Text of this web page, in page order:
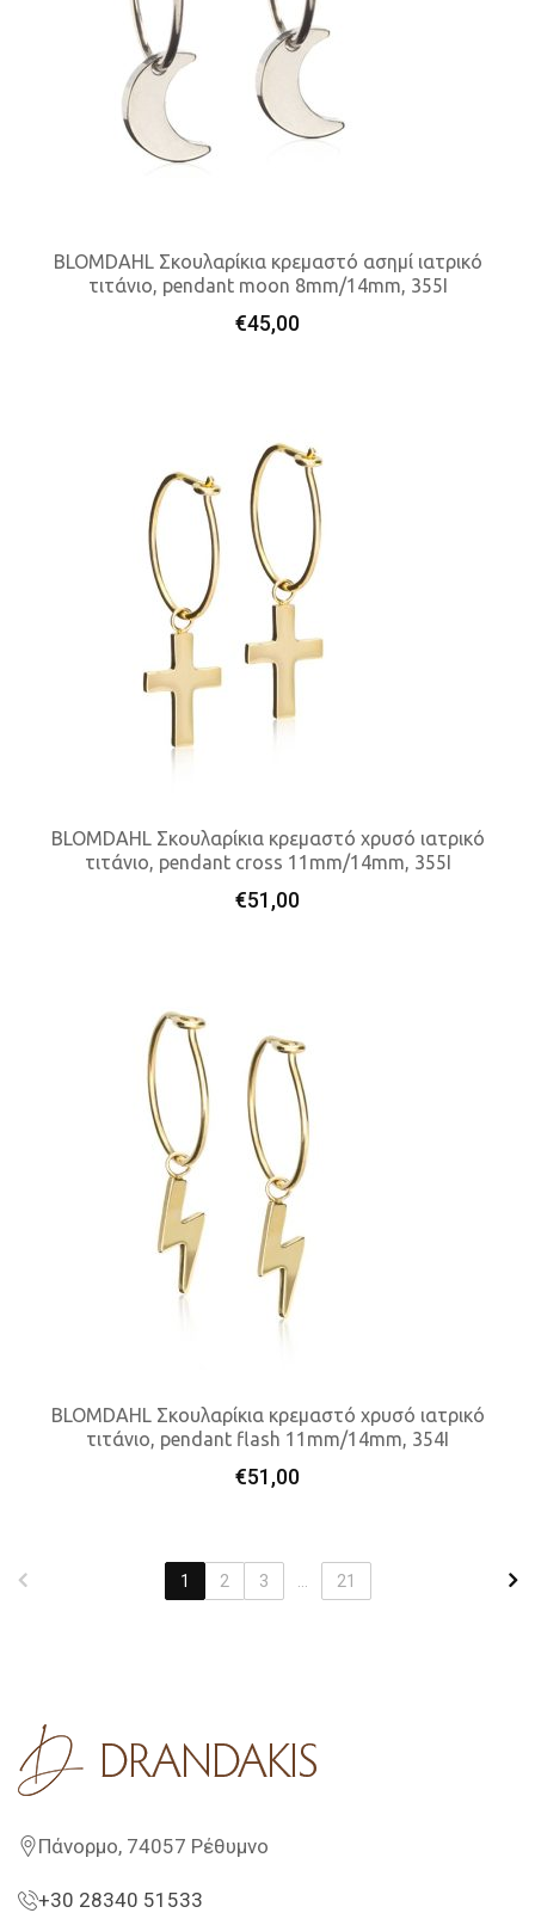
Προσθήκη Στο Καλάθι
BLOMDAHL Σκουλαρίκια κρεμαστό ασημί ιατρικό
τιτάνιο, pendant moon 8mm/14mm, 355I
€45,00
Προσθήκη Στο Καλάθι
BLOMDAHL Σκουλαρίκια κρεμαστό χρυσό ιατρικό
τιτάνιο, pendant cross 11mm/14mm, 355I
€51,00
Προσθήκη Στο Καλάθι
BLOMDAHL Σκουλαρίκια κρεμαστό χρυσό ιατρικό
τιτάνιο, pendant flash 11mm/14mm, 354I
€51,00
1 2 3 21
Πάνορμο, 74057 Ρέθυμνο
+30 28340 51533